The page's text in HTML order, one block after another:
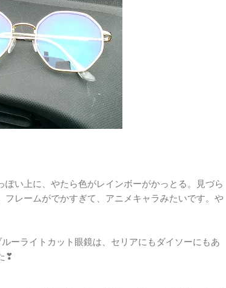
い上に、やたら色がレインボーがかっとる。見づら
レームがでかすぎて、アニメキャラみたいです。や
ーライトカット眼鏡は、セリアにもダイソーにもあ
❣